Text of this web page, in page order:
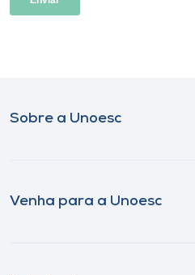
Sobre a Unoesc
Venha para a Unoesc